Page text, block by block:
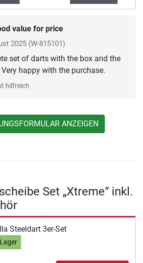
value for price
2025 (W-815101)
set of darts with the box and the
happy with the purchase.
hilfreich
ANZEIGEN
Set „Xtreme“ inkl.
Steeldart 3er-Set